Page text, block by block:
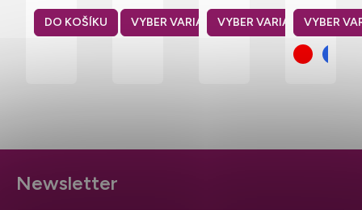
Boutique
Westford
DO KOŠÍKU
jednom
19 l
23
litrů
Z